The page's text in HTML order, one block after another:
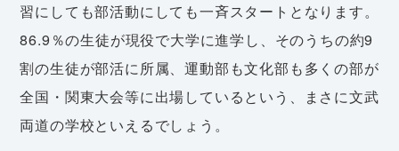
習にしても部活動にしても一斉スタートとなります。
86.9％の生徒が現役で大学に進学し、そのうちの約9
割の生徒が部活に所属、運動部も文化部も多くの部が
全国・関東大会等に出場しているという、まさに文武
両道の学校といえるでしょう。